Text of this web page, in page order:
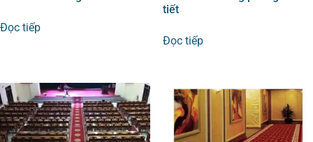
Đọc tiếp
tiết
Đọc tiếp